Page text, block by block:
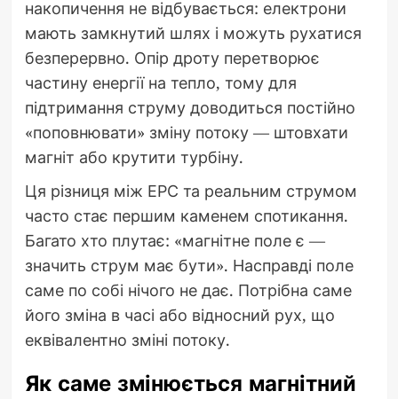
накопичення не відбувається: електрони
мають замкнутий шлях і можуть рухатися
безперервно. Опір дроту перетворює
частину енергії на тепло, тому для
підтримання струму доводиться постійно
«поповнювати» зміну потоку — штовхати
магніт або крутити турбіну.
Ця різниця між ЕРС та реальним струмом
часто стає першим каменем спотикання.
Багато хто плутає: «магнітне поле є —
значить струм має бути». Насправді поле
саме по собі нічого не дає. Потрібна саме
його зміна в часі або відносний рух, що
еквівалентно зміні потоку.
Як саме змінюється магнітний